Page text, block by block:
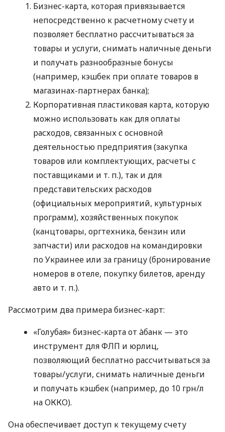
Бизнес-карта, которая привязывается
непосредственно к расчетному счету и
позволяет бесплатно рассчитываться за
товары и услуги, снимать наличные деньги
и получать разнообразные бонусы
(например, кэшбек при оплате товаров в
магазинах-партнерах банка);
Корпоративная пластиковая карта, которую
можно использовать как для оплаты
расходов, связанных с основной
деятельностью предприятия (закупка
товаров или комплектующих, расчеты с
поставщиками и т. п.), так и для
представительских расходов
(официальных мероприятий, культурных
программ), хозяйственных покупок
(канцтовары, оргтехника, бензин или
запчасти) или расходов на командировки
по Украинее или за границу (бронирование
номеров в отеле, покупку билетов, аренду
авто и т. п.).
Рассмотрим два примера бизнес-карт:
«Голубая» бизнес-карта от àбанк — это
инструмент для ФЛП и юрлиц,
позволяющий бесплатно рассчитываться за
товары/услуги, снимать наличные деньги
и получать кэшбек (например, до 10 грн/л
на ОККО).
Она обеспечивает доступ к текущему счету